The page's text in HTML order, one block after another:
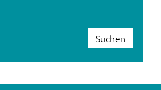
Suchen